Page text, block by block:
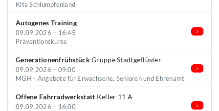
Kita Schlumpfenland
Autogenes Training
09.09.2026 – 16:45
Präventionskurse
GenerationenfrühstückGruppe Stadtgeflüster
09.09.2026 – 09:00
MGH - Angebote für Erwachsene, Senioren und Ehrenamt
Offene Fahrradwerkstatt Keller 11 A
09.09.2026 – 16:00